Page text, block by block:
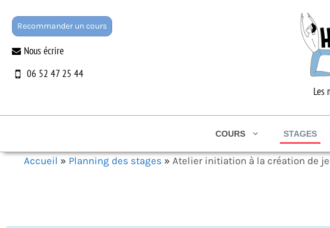
Les
Recommander un cours
Nous écrire
06 52 47 25 44
COURS STAGES
Accueil » Planning des stages » Atelier initiation à la création de